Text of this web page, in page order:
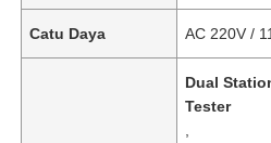
Catu Daya AC 220V /
Dual
Tester